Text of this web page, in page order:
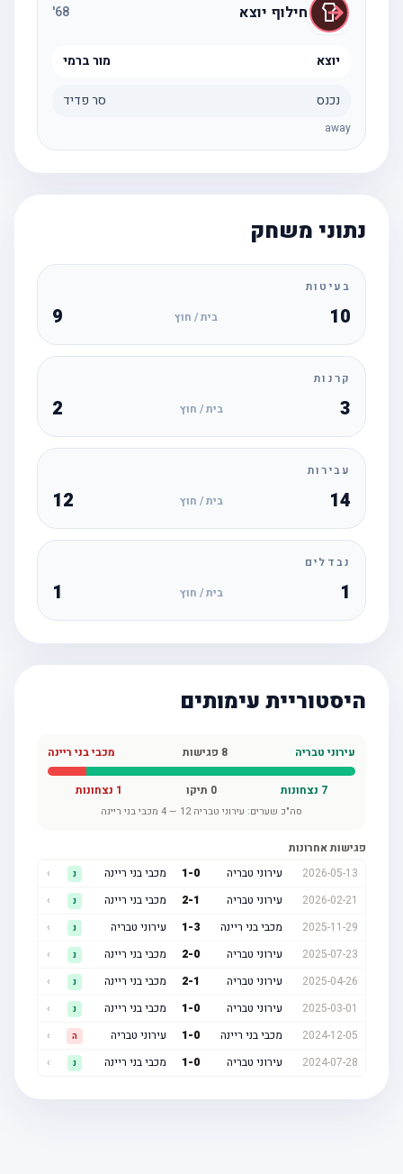
חילוף יוצא 68
'
יוצא מור ברמי
נכנס סר פדיד
away
נתוני משחק
בעיטות
10 בית / חוץ
קרנות
בית / חוץ
עבירות
14 בית / חוץ 12
נבדלים
בית / חוץ
היסטוריית עימותים
עירוני טבריה פגישות מכבי בני ריינה
נצחונות תיקו נצחונות
סה"כ שערים:עירוני טבריה 12
—
4מכבי בני ריינה
פגישות אחרונות
2026-05-13
עירוני טבריה 1 מכבי בני ריינה
2026-02-21
עירוני טבריה 2 מכבי בני ריינה
2025-11-29
מכבי בני ריינה 1 עירוני טבריה
2025-07-23
עירוני טבריה 2 מכבי בני ריינה
2025-04-26
עירוני טבריה 2 מכבי בני ריינה
2025-03-01
עירוני טבריה 1 מכבי בני ריינה
2024-12-05
מכבי בני ריינה 1 עירוני טבריה
2024-07-28
עירוני טבריה 1 מכבי בני ריינה